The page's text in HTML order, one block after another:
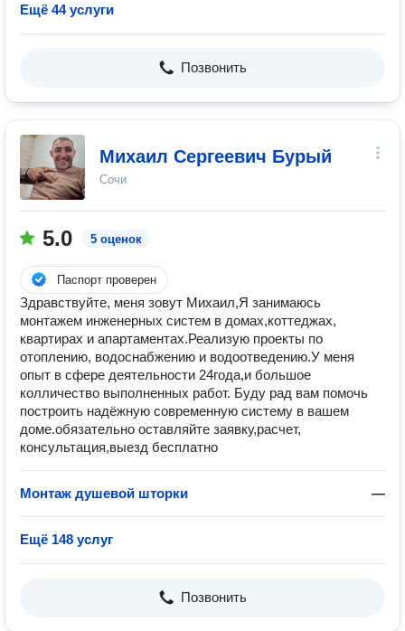
Ещё 44 услуги
Позвонить
Михаил Сергеевич Бурый
Сочи
5.0 5 оценок
Паспорт проверен
Здравствуйте, меня зовут Михаил,Я занимаюсь
монтажем инженерных систем в домах,коттеджах,
квартирах и апартаментах.Реализую проекты по
отоплению, водоснабжению и водоотведению.У меня
опыт в сфере деятельности 24года,и большое
колличество выполненных работ. Буду рад вам помочь
построить надёжную современную систему в вашем
доме.обязательно оставляйте заявку,расчет,
консультация,выезд бесплатно
Монтаж душевой шторки —
Ещё 148 услуг
Позвонить